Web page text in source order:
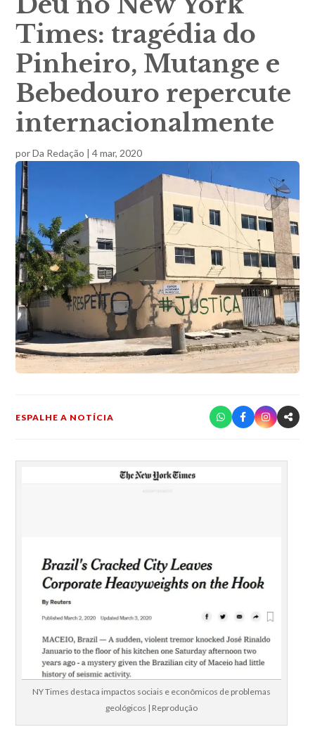
Times: tragédia do
Pinheiro, Mutange e
Bebedouro repercute
internacionalmente
porDa Redação |4 mar, 2020
ESPALHE A NOTÍCIA
NY Times destaca impactos sociais e econômicos de problemas
geológicos | Reprodução